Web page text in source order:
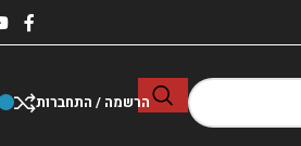
הרשמה / התחברות